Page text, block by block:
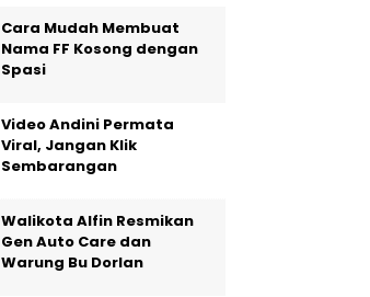
Cara Mudah Membuat
Nama FF Kosong dengan
Spasi
Video Andini Permata
Viral, Jangan Klik
Sembarangan
Walikota Alfin Resmikan
Gen Auto Care dan
Warung Bu Dorlan